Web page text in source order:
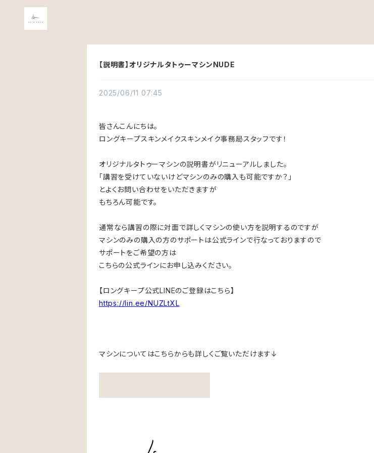
【説明書】オリジナルタトゥーマシンNUDE
2025/06/11 07:45
皆さんこんにちは。
ロングキープスキンメイクスキンメイク事務局スタッフです！
オリジナルタトゥーマシンの説明書がリニューアルしました。
「講習を受けていないけどマシンのみの購入も可能ですか？」
とよくお問い合わせをいただきますが
もちろん可能です。
通常なら講習の際に対面で詳しくマシンの使い方を説明するのですが
マシンのみの購入の方のサポートは公式ラインで行なっておりますので
サポートをご希望の方は
こちらの公式ラインにお申し込みください。
【ロングキープ公式LINEのご登録はこちら】
https://lin.ee/NUZLtXL
マシンについてはこちらからも詳しくご覧いただけます↓